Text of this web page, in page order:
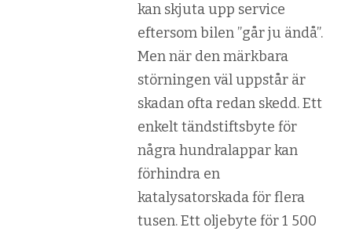
kan skjuta upp service
eftersom bilen ”går ju ändå”.
Men när den märkbara
störningen väl uppstår är
skadan ofta redan skedd. Ett
enkelt tändstiftsbyte för
några hundralappar kan
förhindra en
katalysatorskada för flera
tusen. Ett oljebyte för 1 500